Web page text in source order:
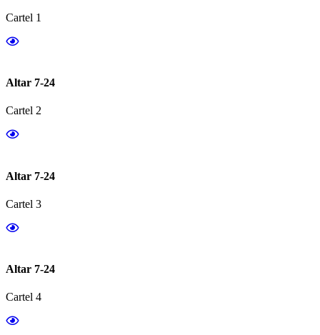
Cartel 1
Altar 7-24
Cartel 2
Altar 7-24
Cartel 3
Altar 7-24
Cartel 4